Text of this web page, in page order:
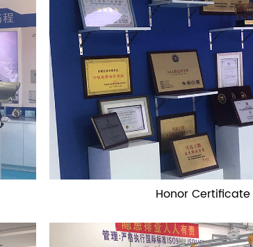
Honor Certificate